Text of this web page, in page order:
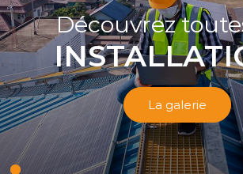
Découvrez
La galerie